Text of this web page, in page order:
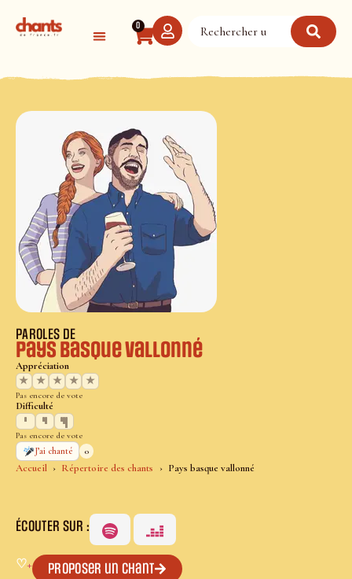
0
Accueil Répertoire des chants Pays basque vallonné
PAROLES DE
Pays basque vallonné
Appréciation
★
★ ★ ★ ★
Pas encore de vote
Difficulté
Pas encore de vote
J’ai chanté
0
ÉCOUTER SUR :
♡+ Proposer un chant